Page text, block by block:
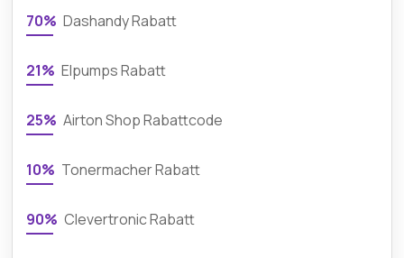
70% Dashandy Rabatt
21% Elpumps Rabatt
25% Airton Shop Rabattcode
10% Tonermacher Rabatt
90% Clevertronic Rabatt